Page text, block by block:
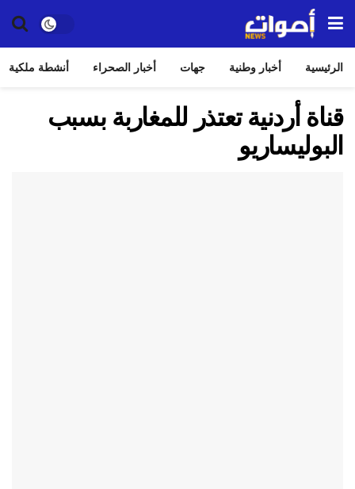
الرئيسية أخبار وطنية جهات أخبار الصحراء أنشطة ملكية
قناة أردنية تعتذر للمغاربة بسبب
البوليساريو